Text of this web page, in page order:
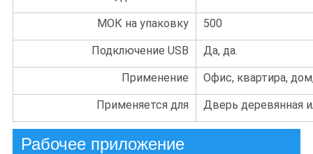
МОК на упаковку 500
Подключение USB Да, да.
Применение Офис, квартира,
Применяется для Дверь деревянная
Рабочее приложение